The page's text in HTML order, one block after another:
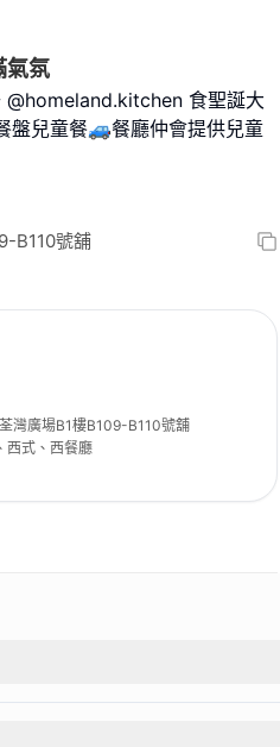
氣氛
@homeland.kitchen 食聖誕大
盤兒童餐🚙餐廳仲會提供兒童
B110號舖
灣廣場B1樓B109-B110號舖
西式、西餐廳